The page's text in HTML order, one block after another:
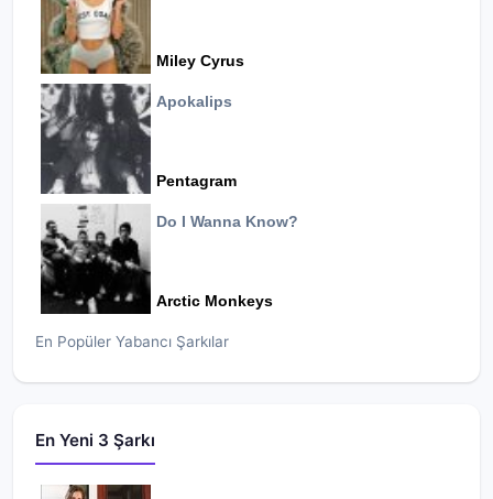
Miley Cyrus
Apokalips
Pentagram
Do I Wanna Know?
Arctic Monkeys
En Popüler Yabancı Şarkılar
En Yeni 3 Şarkı